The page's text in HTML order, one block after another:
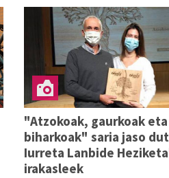
"Atzokoak, gaurkoak eta
biharkoak" saria jaso
Iurreta Lanbide
irakasleek